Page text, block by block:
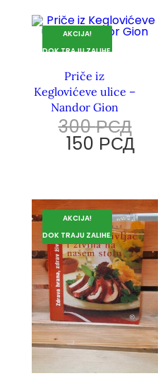
AKCIJA!
DOK TRAJU ZALIHE.
Priče iz
Keglovićeve ulice –
Nandor Gion
300РСД
150 РСД
AKCIJA!
DOK TRAJU ZALIHE.